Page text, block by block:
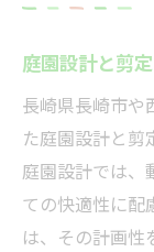
庭園設計と剪
長崎県長崎市や
た庭園設計と剪
庭園設計では、
ての快適性に配
は、その計画性